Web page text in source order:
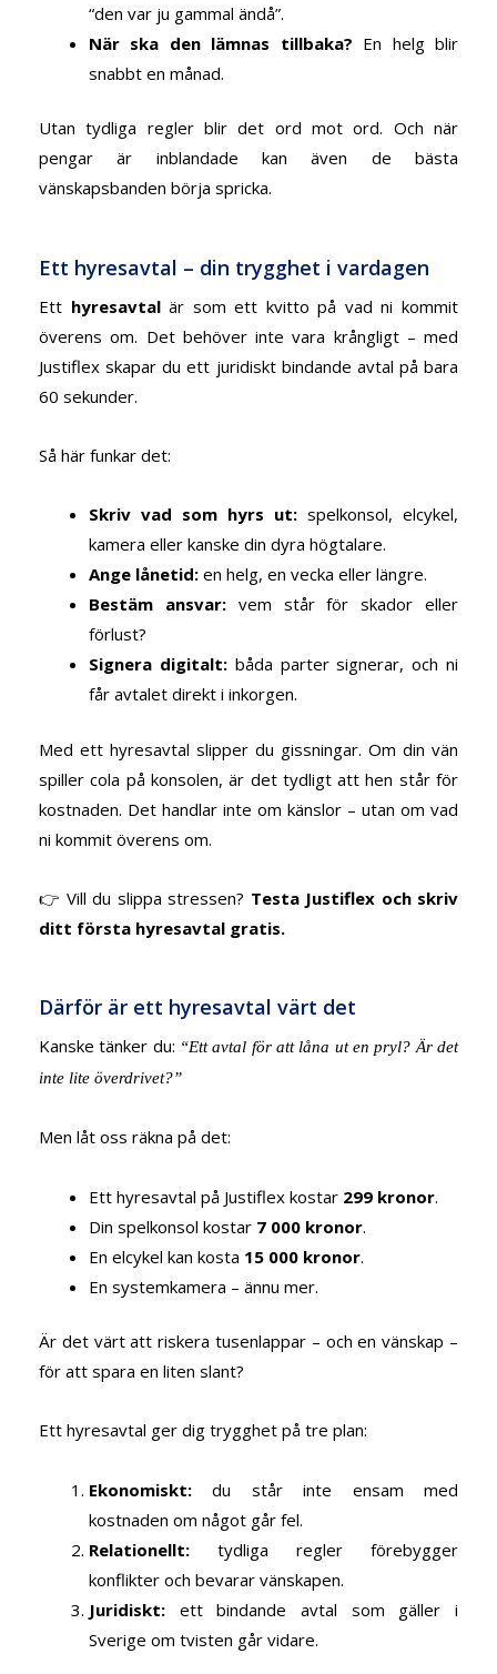
“den var ju gammal ändå”.
När ska den lämnas tillbaka? En helg blir
snabbt en månad.
Utan tydliga regler blir det ord mot ord. Och när
pengar är inblandade kan även de bästa
vänskapsbanden börja spricka.
Ett hyresavtal – din trygghet i vardagen
Ett hyresavtalär som ett kvitto på vad ni kommit
överens om. Det behöver inte vara krångligt – med
Justiflex skapar du ett juridiskt bindande avtal på bara
60 sekunder.
Så här funkar det:
Skriv vad som hyrs ut: spelkonsol, elcykel,
kamera eller kanske din dyra högtalare.
Ange lånetid: en helg, en vecka eller längre.
Bestäm ansvar:vem står för skador eller
förlust?
Signera digitalt:båda parter signerar, och ni
får avtalet direkt i inkorgen.
Med ett hyresavtal slipper du gissningar. Om din vän
spiller cola på konsolen, är det tydligt att hen står för
kostnaden. Det handlar inte om känslor – utan om vad
ni kommit överens om.
👉 Vill du slippa stressen? Testa Justiflex och skriv
ditt första hyresavtal gratis.
Därför är ett hyresavtal värt det
Kanske tänker du: “Ett avtal för att låna ut en pryl? Är det
inte lite överdrivet?”
Men låt oss räkna på det:
Ett hyresavtal på Justiflex kostar 299 kronor.
Din spelkonsol kostar 7 000 kronor.
En elcykel kan kosta 15 000 kronor.
En systemkamera – ännu mer.
Är det värt att riskera tusenlappar – och en vänskap –
för att spara en liten slant?
Ett hyresavtal ger dig trygghet på tre plan:
Ekonomiskt: du står inte ensam med
kostnaden om något går fel.
Relationellt: tydliga regler förebygger
konflikter och bevarar vänskapen.
Juridiskt: ett bindande avtal som gäller i
Sverige om tvisten går vidare.